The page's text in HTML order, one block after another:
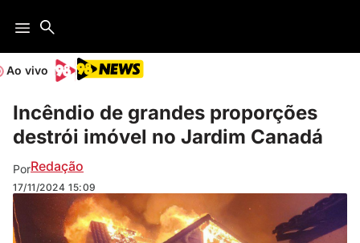
Ao vivo
Incêndio de grandes proporções
destrói imóvel no Jardim Canadá
PorRedação
17/11/2024 15:09